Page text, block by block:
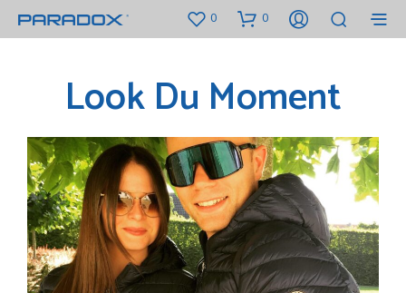
0 0
Look Du Moment